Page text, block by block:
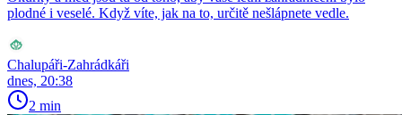
plodné i veselé. Když víte, jak na to, určitě nešlápnete vedle.
Chalupáři-Zahrádkáři
dnes, 20:38
2 min